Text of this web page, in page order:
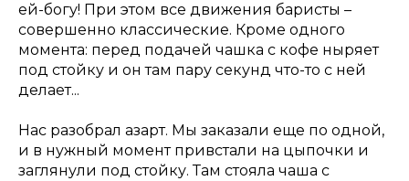
ей-богу! При этом все движения баристы –
совершенно классические. Кроме одного
момента: перед подачей чашка с кофе ныряет
под стойку и он там пару секунд что-то с ней
делает...
Нас разобрал азарт. Мы заказали еще по одной,
и в нужный момент привстали на цыпочки и
заглянули под стойку. Там стояла чаша с